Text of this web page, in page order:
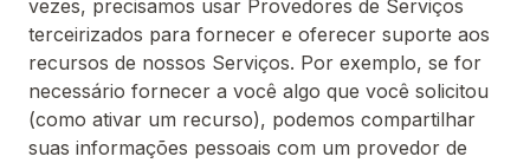
vezes, precisamos usar Provedores de Serviços
terceirizados para fornecer e oferecer suporte aos
recursos de nossos Serviços. Por exemplo, se for
necessário fornecer a você algo que você solicitou
(como ativar um recurso), podemos compartilhar
suas informações pessoais com um provedor de